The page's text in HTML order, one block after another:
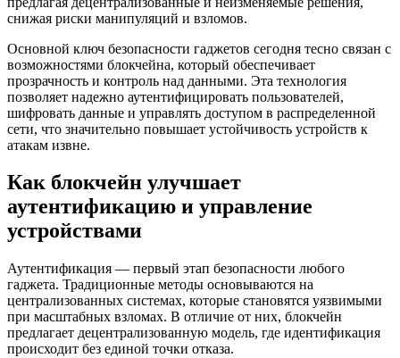
снижая риски манипуляций и взломов.
Основной ключ безопасности гаджетов сегодня тесно связан с
возможностями блокчейна, который обеспечивает
прозрачность и контроль над данными. Эта технология
позволяет надежно аутентифицировать пользователей,
шифровать данные и управлять доступом в распределенной
сети, что значительно повышает устойчивость устройств к
атакам извне.
Как блокчейн улучшает
аутентификацию и управление
устройствами
Аутентификация — первый этап безопасности любого
гаджета. Традиционные методы основываются на
централизованных системах, которые становятся уязвимыми
при масштабных взломах. В отличие от них, блокчейн
предлагает децентрализованную модель, где идентификация
происходит без единой точки отказа.